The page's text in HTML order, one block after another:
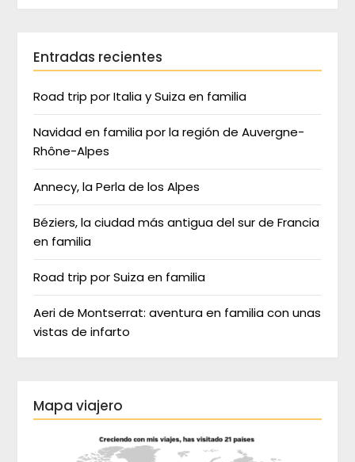
Entradas recientes
Road trip por Italia y Suiza en familia
Navidad en familia por la región de Auvergne-
Rhône-Alpes
Annecy, la Perla de los Alpes
Béziers, la ciudad más antigua del sur de Francia
en familia
Road trip por Suiza en familia
Aeri de Montserrat: aventura en familia con unas
vistas de infarto
Mapa viajero